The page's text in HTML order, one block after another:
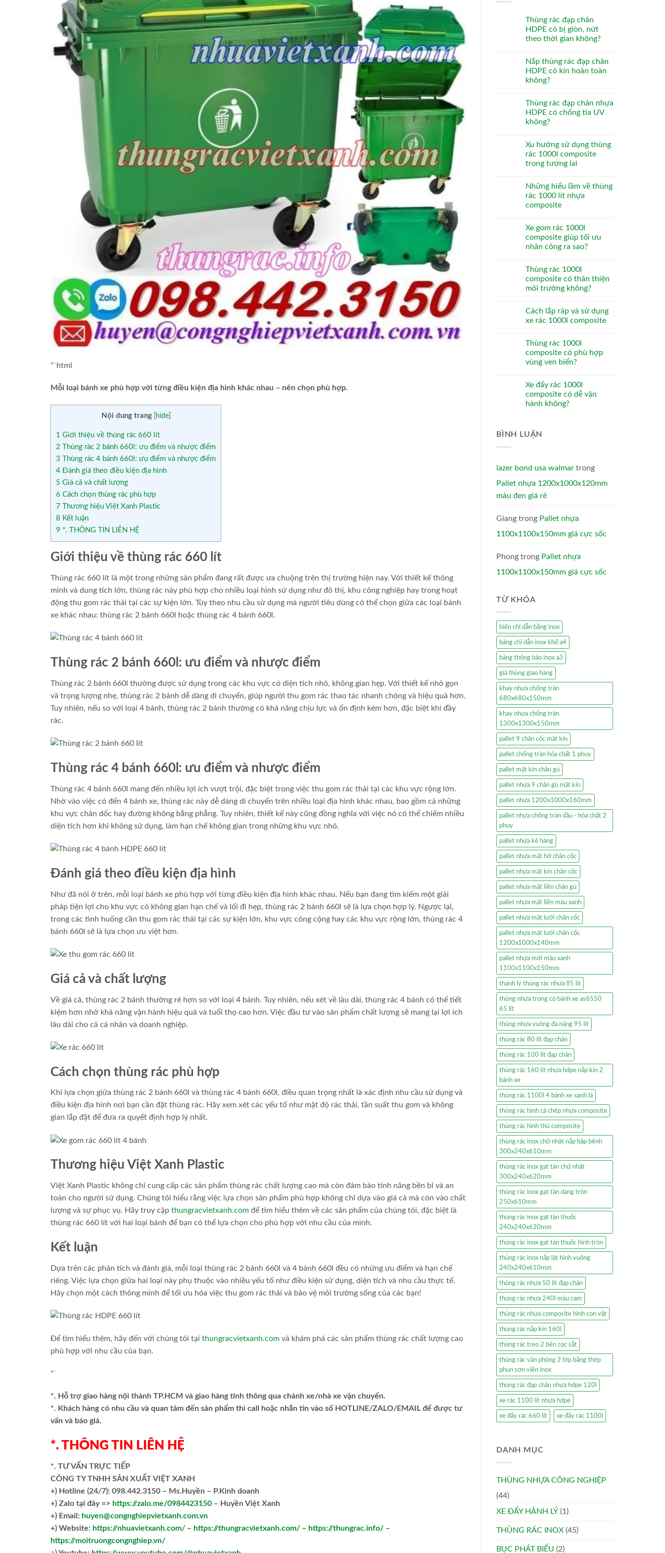
“`html
Mỗi loại bánh xe phù hợp với từng điều kiện địa hình khác nhau – nên chọn phù hợp.
Nội dung trang hide]
1 Giới thiệu về thùng rác 660 lít
2 Thùng rác 2 bánh 660l: ưu điểm và nhược điểm
3 Thùng rác 4 bánh 660l: ưu điểm và nhược điểm
4 Đánh giá theo điều kiện địa hình
5 Giá cả và chất lượng
6 Cách chọn thùng rác phù hợp
7 Thương hiệu Việt Xanh Plastic
8 Kết luận
9 *. THÔNG TIN LIÊN HỆ
Giới thiệu về thùng rác 660 lít
Thùng rác 660 lít là một trong những sản phẩm đang rất được ưa chuộng trên thị trường hiện nay. Với thiết kế thông
minh và dung tích lớn, thùng rác này phù hợp cho nhiều loại hình sử dụng như đô thị, khu công nghiệp hay trong hoạt
động thu gom rác thải tại các sự kiện lớn. Tùy theo nhu cầu sử dụng mà người tiêu dùng có thể chọn giữa các loại bánh
xe khác nhau: thùng rác 2 bánh 660l hoặc thùng rác 4 bánh 660l.
Thùng rác 2 bánh 660l: ưu điểm và nhược điểm
Thùng rác 2 bánh 660l thường được sử dụng trong các khu vực có diện tích nhỏ, không gian hẹp. Với thiết kế nhỏ gọn
và trọng lượng nhẹ, thùng rác 2 bánh dễ dàng di chuyển, giúp người thu gom rác thao tác nhanh chóng và hiệu quả hơn.
Tuy nhiên, nếu so với loại 4 bánh, thùng rác 2 bánh thường có khả năng chịu lực và ổn định kém hơn, đặc biệt khi đầy
rác.
Thùng rác 4 bánh 660l: ưu điểm và nhược điểm
Thùng rác 4 bánh 660l mang đến nhiều lợi ích vượt trội, đặc biệt trong việc thu gom rác thải tại các khu vực rộng lớn.
Nhờ vào việc có đến 4 bánh xe, thùng rác này dễ dàng di chuyển trên nhiều loại địa hình khác nhau, bao gồm cả những
khu vực chân dốc hay đường không bằng phẳng. Tuy nhiên, thiết kế này cũng đồng nghĩa với việc nó có thể chiếm nhiều
diện tích hơn khi không sử dụng, làm hạn chế không gian trong những khu vực nhỏ.
Đánh giá theo điều kiện địa hình
Như đã nói ở trên, mỗi loại bánh xe phù hợp với từng điều kiện địa hình khác nhau. Nếu bạn đang tìm kiếm một giải
pháp tiện lợi cho khu vực có không gian hạn chế và lối đi hẹp, thùng rác 2 bánh 660l sẽ là lựa chọn hợp lý. Ngược lại,
trong các tình huống cần thu gom rác thải tại các sự kiện lớn, khu vực công cộng hay các khu vực rộng lớn, thùng rác 4
bánh 660l sẽ là lựa chọn ưu việt hơn.
Giá cả và chất lượng
Về giá cả, thùng rác 2 bánh thường rẻ hơn so với loại 4 bánh. Tuy nhiên, nếu xét về lâu dài, thùng rác 4 bánh có thể tiết
kiệm hơn nhờ khả năng vận hành hiệu quả và tuổi thọ cao hơn. Việc đầu tư vào sản phẩm chất lượng sẽ mang lại lợi ích
lâu dài cho cả cá nhân và doanh nghiệp.
Cách chọn thùng rác phù hợp
Khi lựa chọn giữa thùng rác 2 bánh 660l và thùng rác 4 bánh 660l, điều quan trọng nhất là xác định nhu cầu sử dụng và
điều kiện địa hình nơi bạn cần đặt thùng rác. Hãy xem xét các yếu tố như mật độ rác thải, tần suất thu gom và không
gian lắp đặt để đưa ra quyết định hợp lý nhất.
Thương hiệu Việt Xanh Plastic
Việt Xanh Plastic không chỉ cung cấp các sản phẩm thùng rác chất lượng cao mà còn đảm bảo tính năng bền bỉ và an
toàn cho người sử dụng. Chúng tôi hiểu rằng việc lựa chọn sản phẩm phù hợp không chỉ dựa vào giá cả mà còn vào chất
lượng và sự phục vụ. Hãy truy cập thungracvietxanh.com để tìm hiểu thêm về các sản phẩm của chúng tôi, đặc biệt là
thùng rác 660 lít với hai loại bánh để bạn có thể lựa chọn cho phù hợp với nhu cầu của mình.
Kết luận
Dựa trên các phân tích và đánh giá, mỗi loại thùng rác 2 bánh 660l và 4 bánh 660l đều có những ưu điểm và hạn chế
riêng. Việc lựa chọn giữa hai loại này phụ thuộc vào nhiều yếu tố như điều kiện sử dụng, diện tích và nhu cầu thực tế.
Hãy chọn một cách thông minh để tối ưu hóa việc thu gom rác thải và bảo vệ môi trường sống của các bạn!
Để tìm hiểu thêm, hãy đến với chúng tôi tại thungracvietxanh.com và khám phá các sản phẩm thùng rác chất lượng cao
phù hợp với nhu cầu của bạn.
“`
*. Hỗ trợ giao hàng nội thành TP.HCM và giao hàng tỉnh thông qua chành xe/nhà xe vận chuyển.
*. Khách hàng có nhu cầu và quan tâm đến sản phẩm thì call hoặc nhắn tin vào số HOTLINE/ZALO/EMAIL để được tư
vấn và báo giá.
*. THÔNG TIN LIÊN HỆ
*. TƯ VẤN TRỰC TIẾP
CÔNG TY TNHH SẢN XUẤT VIỆT XANH
+) Hotline (24/7): 098.442.3150 – Ms.Huyền – P.Kinh doanh
+) Zalo tại đây => https://zalo.me/0984423150 – Huyền Việt Xanh
+) Email: huyen@congnghiepvietxanh.com.vn
+) Website: https://nhuavietxanh.com/ – https://thungracvietxanh.com/ – https://thungrac.info/ –
https://moitruongcongnghiep.vn/
Thùng rác đạp chân
HDPE có bị giòn, nứt
theo thời gian không?
Nắp thùng rác đạp chân
HDPE có kín hoàn toàn
không?
Thùng rác đạp chân nhựa
HDPE có chống tia UV
không?
Xu hướng sử dụng thùng
rác 1000l composite
trong tương lai
Những hiểu lầm về thùng
rác 1000 lít nhựa
composite
Xe gom rác 1000l
composite giúp tối ưu
nhân công ra sao?
Thùng rác 1000l
composite có thân thiện
môi trường không?
Cách lắp ráp và sử dụng
xe rác 1000l composite
Thùng rác 1000l
composite có phù hợp
vùng ven biển?
Xe đẩy rác 1000l
composite có dễ vận
hành không?
BÌNH LUẬN
lazer bond usa walmar trong
Pallet nhựa 1200x1000x120mm
màu đen giá rẻ
Giang trong Pallet nhựa
1100x1100x150mm giá cực sốc
Phong trong Pallet nhựa
1100x1100x150mm giá cực sốc
TỪ KHÓA
biển chỉ dẫn bằng inox
bảng chỉ dẫn inox khổ a4
bảng thông báo inox a3
giá thùng giao hàng
khay nhựa chống tràn
680x680x150mm
khay nhựa chống tràn
1300x1300x150mm
pallet 9 chân cốc mặt kín
pallet chống tràn hóa chất 1 phuy
pallet mặt kín chân gù
pallet nhựa 9 chân gù mặt kín
pallet nhựa 1200x1000x160mm
pallet nhựa chống tràn dầu - hóa chất 2
phuy
pallet nhựa kê hàng
pallet nhựa mặt hở chân cốc
pallet nhựa mặt kín chân cốc
pallet nhựa mặt liền chân gù
pallet nhựa mặt liền màu xanh
pallet nhựa mặt lưới chân cốc
pallet nhựa mặt lưới chân cốc
1200x1000x140mm
pallet nhựa mới màu xanh
1100x1100x150mm
thanh lý thùng rác nhựa 85 lít
thùng nhựa trong có bánh xe as6550
65 lít
thùng nhựa vuông đa năng 95 lít
thùng rác 80 lít đạp chân
thùng rác 100 lít đạp chân
thùng rác 160 lít nhựa hdpe nắp kín 2
bánh xe
thùng rác 1100l 4 bánh xe xanh lá
thùng rác hình cá chép nhựa composite
thùng rác hình thú composite
thùng rác inox chữ nhật nắp bập bênh
300x240x610mm
thùng rác inox gạt tàn chữ nhật
300x240x620mm
thùng rác inox gạt tàn dạng tròn
250x610mm
thùng rác inox gạt tàn thuốc
240x240x620mm
thùng rác inox gạt tàn thuốc hình tròn
thùng rác inox nắp lật hình vuông
240x240x610mm
thùng rác nhựa 50 lít đạp chân
thùng rác nhựa 240l màu cam
thùng rác nhựa composite hình con vật
thùng rác nắp kín 160l
thùng rác treo 2 bên cọc sắt
thùng rác văn phòng 2 lớp bằng thép
phun sơn viền inox
thùng rác đạp chân nhựa hdpe 120l
xe rác 1100 lít nhựa hdpe
xe đẩy rác 660 lít xe đẩy rác 1100l
DANH MỤC
THÙNG NHỰA CÔNG NGHIỆP
(44)
XE ĐẨY HÀNH LÝ (1)
THÙNG RÁC INOX (45)
BỤC PHÁT BIỂU (2)